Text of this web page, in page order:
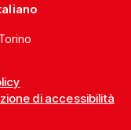
di accessibilità